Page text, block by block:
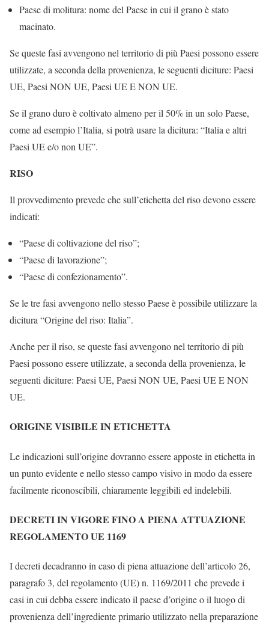
Paese di molitura: nome del Paese in cui il grano è stato
macinato.
Se queste fasi avvengono nel territorio di più Paesi possono essere
utilizzate, a seconda della provenienza, le seguenti diciture: Paesi
UE, Paesi NON UE, Paesi UE E NON UE.
Se il grano duro è coltivato almeno per il 50% in un solo Paese,
come ad esempio l’Italia, si potrà usare la dicitura: “Italia e altri
Paesi UE e/o non UE”.
RISO
Il provvedimento prevede che sull’etichetta del riso devono essere
indicati:
“Paese di coltivazione del riso”;
“Paese di lavorazione”;
“Paese di confezionamento”.
Se le tre fasi avvengono nello stesso Paese è possibile utilizzare la
dicitura “Origine del riso: Italia”.
Anche per il riso, se queste fasi avvengono nel territorio di più
Paesi possono essere utilizzate, a seconda della provenienza, le
seguenti diciture: Paesi UE, Paesi NON UE, Paesi UE E NON
UE.
ORIGINE VISIBILE IN ETICHETTA
Le indicazioni sull’origine dovranno essere apposte in etichetta in
un punto evidente e nello stesso campo visivo in modo da essere
facilmente riconoscibili, chiaramente leggibili ed indelebili.
DECRETI IN VIGORE FINO A PIENA ATTUAZIONE
REGOLAMENTO UE 1169
I decreti decadranno in caso di piena attuazione dell’articolo 26,
paragrafo 3, del regolamento (UE) n. 1169/2011 che prevede i
casi in cui debba essere indicato il paese d’origine o il luogo di
provenienza dell’ingrediente primario utilizzato nella preparazione